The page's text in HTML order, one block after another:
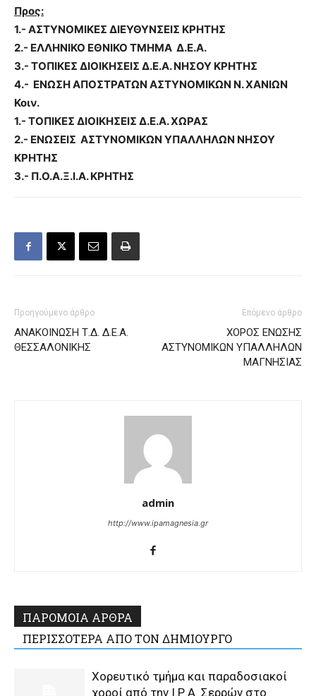
Προς:
1.- ΑΣΤΥΝΟΜΙΚΕΣ ΔΙΕΥΘΥΝΣΕΙΣ ΚΡΗΤΗΣ
2.- ΕΛΛΗΝΙΚΟ ΕΘΝΙΚΟ ΤΜΗΜΑ Δ.Ε.Α.
3.- ΤΟΠΙΚΕΣ ΔΙΟΙΚΗΣΕΙΣ Δ.Ε.Α. ΝΗΣΟΥ ΚΡΗΤΗΣ
4.- ΕΝΩΣΗ ΑΠΟΣΤΡΑΤΩΝ ΑΣΤΥΝΟΜΙΚΩΝ Ν. ΧΑΝΙΩΝ
Κοιν.
1.- ΤΟΠΙΚΕΣ ΔΙΟΙΚΗΣΕΙΣ Δ.Ε.Α. ΧΩΡΑΣ
2.- ΕΝΩΣΕΙΣ ΑΣΤΥΝΟΜΙΚΩΝ ΥΠΑΛΛΗΛΩΝ ΝΗΣΟΥ
ΚΡΗΤΗΣ
3.- Π.Ο.Α.Ξ.Ι.Α. ΚΡΗΤΗΣ
Προηγούμενο άρθρο
ΑΝΑΚΟΙΝΩΣΗ Τ.Δ. Δ.Ε.Α.
ΘΕΣΣΑΛΟΝΙΚΗΣ
Επόμενο άρθρο
ΧΟΡΟΣ ΕΝΩΣΗΣ
ΑΣΤΥΝΟΜΙΚΩΝ ΥΠΑΛΛΗΛΩΝ
ΜΑΓΝΗΣΙΑΣ
admin
http://www.ipamagnesia.gr
ΠΑΡΟΜΟΙΑ ΑΡΘΡΑ
ΠΕΡΙΣΣΟΤΕΡΑ ΑΠΟ ΤΟΝ ΔΗΜΙΟΥΡΓΟ
Χορευτικό τμήμα και παραδοσιακοί
χοροί από την Ι.Ρ.Α. Σερρών στο